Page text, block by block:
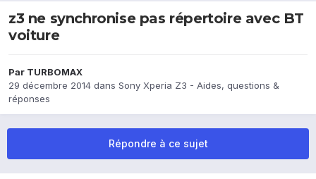
z3 ne synchronise pas répertoire avec BT
voiture
Par TURBOMAX
29 décembre 2014 dans Sony Xperia Z3 - Aides, questions &
réponses
Répondre à ce sujet